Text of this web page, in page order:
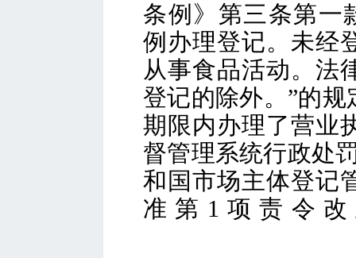
条例》第三条第一
例办理登记。未经
从事食品活动。法
登记的除外。 ”的规
期限内办理了营业
督管理系统行政处
和国市场主体登记
准第 1 项责令